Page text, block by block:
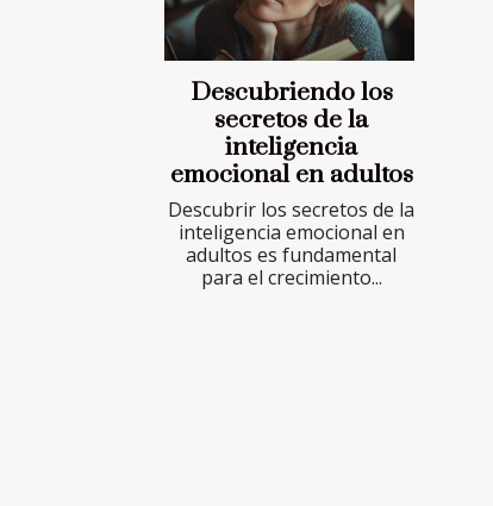
Descubriendo los
secretos de la
inteligencia
emocional en adultos
Descubrir los secretos de la
inteligencia emocional en
adultos es fundamental
para el crecimiento...